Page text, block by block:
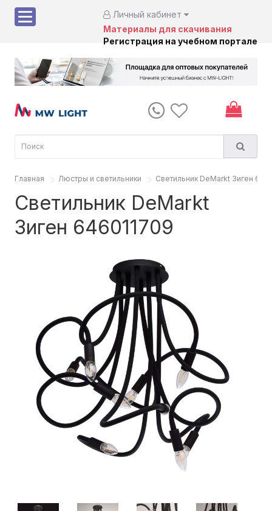
Личный кабинет
Материалы для скачивания
Регистрация на учебном портале
Главная Люстры и светильники Светильник DeMarkt Зиген
Светильник DeMarkt
Зиген 646011709